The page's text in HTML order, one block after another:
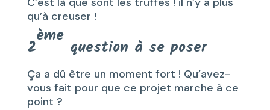
qu’à creuser !
2ème question à se poser
Ça a dû être un moment fort ! Qu’avez-
vous fait pour que ce projet marche à ce
point ?